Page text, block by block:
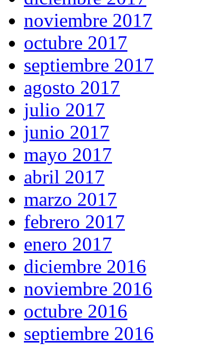
noviembre 2017
octubre 2017
septiembre 2017
agosto 2017
julio 2017
junio 2017
mayo 2017
abril 2017
marzo 2017
febrero 2017
enero 2017
diciembre 2016
noviembre 2016
octubre 2016
septiembre 2016